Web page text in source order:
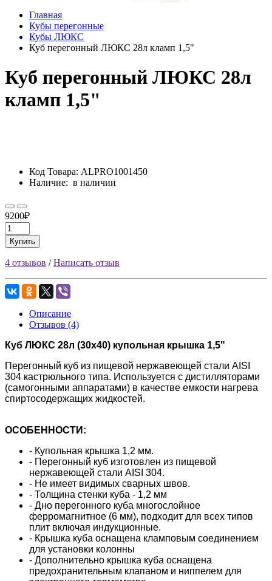
Главная
Кубы перегонные
Кубы ЛЮКС
Куб перегонный ЛЮКС 28л кламп 1,5"
Куб перегонный ЛЮКС 28л
кламп 1,5"
Код Товара: ALPRO1001450
Наличие: в наличии
9200₽
Купить
4 отзывов /Написать отзыв
Описание
Отзывов (4)
Куб ЛЮКС 28л (30х40) купольная крышка 1,5"
Перегонный куб из пищевой нержавеющей стали AISI
304 кастрюльного типа. Используется с дистилляторами
(самогонными аппаратами) в качестве емкости нагрева
спиртосодержащих жидкостей.
ОСОБЕННОСТИ:
- Купольная крышка 1,2 мм.
- Перегонный куб изготовлен из пищевой
нержавеющей стали AISI 304.
- Не имеет видимых сварных швов.
- Толщина стенки куба - 1,2 мм
- Дно перегонного куба многослойное
ферромагнитное (6 мм), подходит для всех типов
плит включая индукционные.
- Крышка куба оснащена кламповым соединением
для установки колонны
- Дополнительно крышка куба оснащена
предохранительным клапаном и ниппелем для